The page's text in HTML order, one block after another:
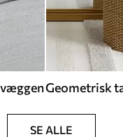
Geometrisk
SE ALLE